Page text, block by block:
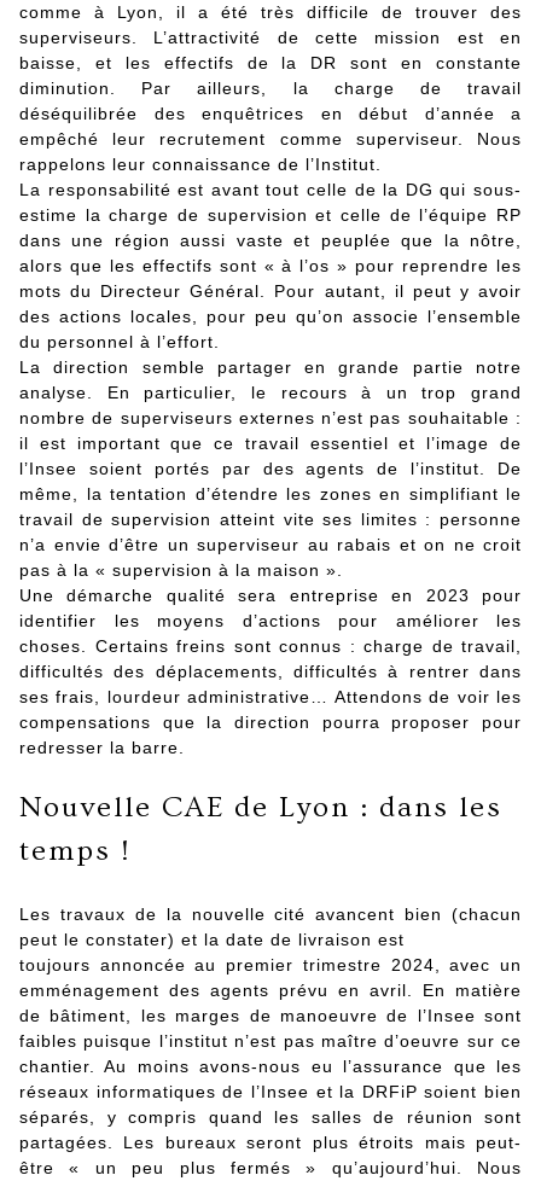
comme à Lyon, il a été très difficile de trouver des
superviseurs. L’attractivité de cette mission est en
baisse, et les effectifs de la DR sont en constante
diminution. Par ailleurs, la charge de travail
déséquilibrée des enquêtrices en début d’année a
empêché leur recrutement comme superviseur. Nous
rappelons leur connaissance de l’Institut.
La responsabilité est avant tout celle de la DG qui sous-
estime la charge de supervision et celle de l’équipe RP
dans une région aussi vaste et peuplée que la nôtre,
alors que les effectifs sont « à l’os » pour reprendre les
mots du Directeur Général. Pour autant, il peut y avoir
des actions locales, pour peu qu’on associe l’ensemble
du personnel à l’effort.
La direction semble partager en grande partie notre
analyse. En particulier, le recours à un trop grand
nombre de superviseurs externes n’est pas souhaitable :
il est important que ce travail essentiel et l’image de
l’Insee soient portés par des agents de l’institut. De
même, la tentation d’étendre les zones en simplifiant le
travail de supervision atteint vite ses limites : personne
n’a envie d’être un superviseur au rabais et on ne croit
pas à la « supervision à la maison ».
Une démarche qualité sera entreprise en 2023 pour
identifier les moyens d’actions pour améliorer les
choses. Certains freins sont connus : charge de travail,
difficultés des déplacements, difficultés à rentrer dans
ses frais, lourdeur administrative… Attendons de voir les
compensations que la direction pourra proposer pour
redresser la barre.
Nouvelle CAE de Lyon : dans les
temps !
Les travaux de la nouvelle cité avancent bien (chacun
peut le constater) et la date de livraison est
toujours annoncée au premier trimestre 2024, avec un
emménagement des agents prévu en avril. En matière
de bâtiment, les marges de manoeuvre de l’Insee sont
faibles puisque l’institut n’est pas maître d’oeuvre sur ce
chantier. Au moins avons-nous eu l’assurance que les
réseaux informatiques de l’Insee et la DRFiP soient bien
séparés, y compris quand les salles de réunion sont
partagées. Les bureaux seront plus étroits mais peut-
être « un peu plus fermés » qu’aujourd’hui. Nous